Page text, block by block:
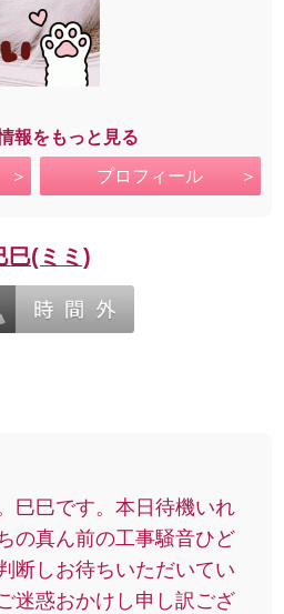
報をもっと見る
プロフィール
巳(ミミ)
巳巳です。本日待機いれ
の真ん前の工事騒音ひど
断しお待ちいただいてい
迷惑おかけし申し訳ござ